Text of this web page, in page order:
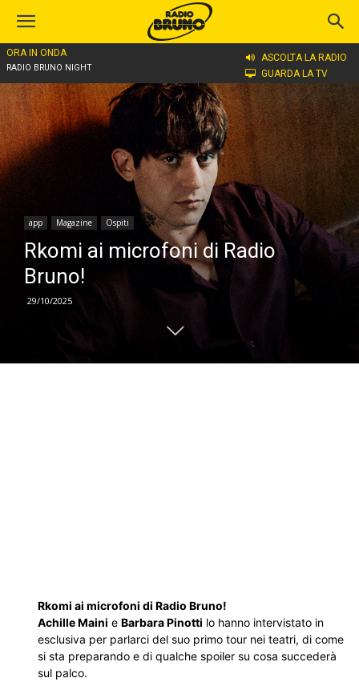
ORA IN ONDA
RADIO BRUNO NIGHT
ASCOLTA LA RADIO
GUARDA LA TV
Home
app Magazine Ospiti
Rkomi ai microfoni di Radio
Bruno!
29/10/2025
Rkomi ai microfoni di Radio Bruno!
Achille Maini e Barbara Pinotti lo hanno intervistato in
esclusiva per parlarci del suo primo tour nei teatri, di come
si sta preparando e di qualche spoiler su cosa succederà
sul palco.